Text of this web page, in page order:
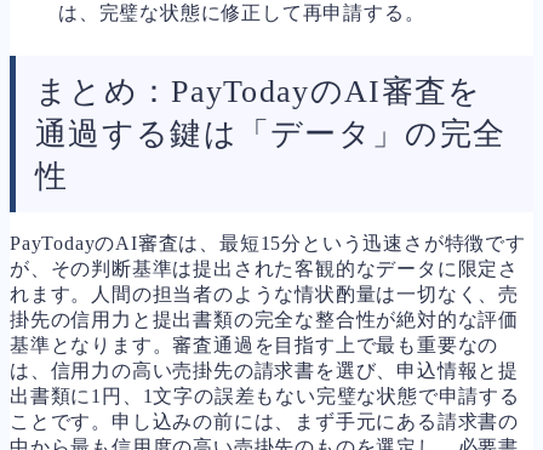
は、完璧な状態に修正して再申請する。
まとめ：PayTodayのAI審査を
通過する鍵は「データ」の完全
性
PayTodayのAI審査は、最短15分という迅速さが特徴です
が、その判断基準は提出された客観的なデータに限定さ
れます。人間の担当者のような情状酌量は一切なく、売
掛先の信用力と提出書類の完全な整合性が絶対的な評価
基準となります。審査通過を目指す上で最も重要なの
は、信用力の高い売掛先の請求書を選び、申込情報と提
出書類に1円、1文字の誤差もない完璧な状態で申請する
ことです。申し込みの前には、まず手元にある請求書の